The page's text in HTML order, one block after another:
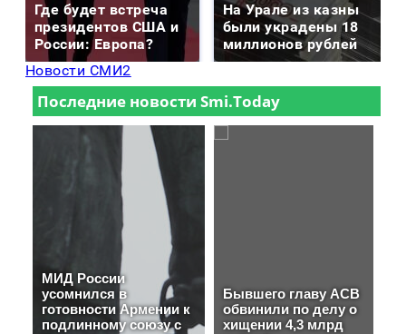
Где будет встреча
президентов США и
России: Европа?
На Урале из казны
были украдены 18
миллионов рублей
Новости СМИ2